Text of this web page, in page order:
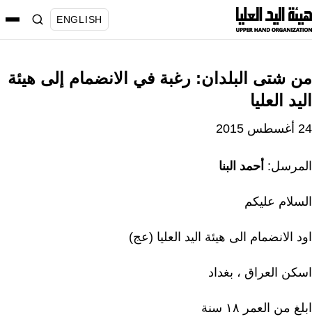
ENGLISH
شتى البلدان: رغبة في الانضمام إلى هيئة
العليا
2015
أحمد البنا
عليكم
الانضمام الى هيئة اليد العليا (عج)
العراق ، بغداد
من العمر ١٨ سنة